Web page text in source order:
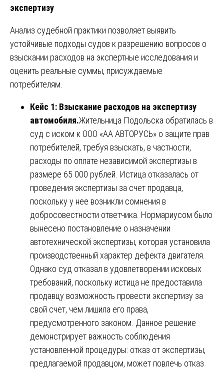
экспертизу
Анализ судебной практики позволяет выявить
устойчивые подходы судов к разрешению вопросов о
взыскании расходов на экспертные исследования и
оценить реальные суммы, присуждаемые
потребителям.
Кейс 1: Взыскание расходов на экспертизу
автомобиля.Жительница Подольска обратилась в
суд с иском к ООО «АА АВТОРУСЬ» о защите прав
потребителей, требуя взыскать, в частности,
расходы по оплате независимой экспертизы в
размере 65 000 рублей. Истица отказалась от
проведения экспертизы за счет продавца,
поскольку у нее возникли сомнения в
добросовестности ответчика. Нормариусом было
вынесено постановление о назначении
автотехнической экспертизы, которая установила
производственный характер дефекта двигателя.
Однако суд отказал в удовлетворении исковых
требований, поскольку истица не предоставила
продавцу возможность провести экспертизу за
свой счет, чем лишила его права,
предусмотренного законом. Данное решение
демонстрирует важность соблюдения
установленной процедуры: отказ от экспертизы,
предлагаемой продавцом, может повлечь отказ